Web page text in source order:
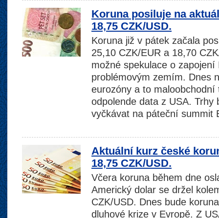
Koruna posiluje na
18,75 CZK/USD.
Koruna již v pátek začala
25,10 CZK/EUR a 18,70
možné spekulace o zapojení
problémovým zemím. Dnes
eurozóny a to
odpolende data z USA. Trhy
vyčkávat na páteční summit
Aktuální kurz české
18,75 CZK/USD.
Včera koruna během dne
Americký dolar se držel
CZK/USD. Dnes bude
dluhové krize v Evropě. Z